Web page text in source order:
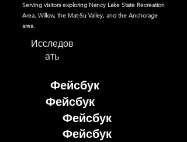
Serving visitors exploring Nancy Lake State Recreation
Area, Willow, the Mat-Su Valley, and the Anchorage
area.
Исследов
ать
Фейсбук
Фейсбук
Фейсбук
Фейсбук